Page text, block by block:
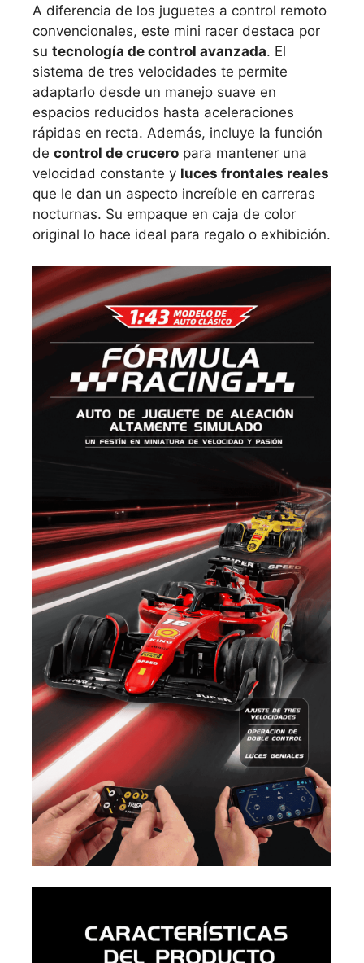
A diferencia de los juguetes a control remoto
convencionales, este mini racer destaca por
su tecnología de control avanzada. El
sistema de tres velocidades te permite
adaptarlo desde un manejo suave en
espacios reducidos hasta aceleraciones
rápidas en recta. Además, incluye la función
de control de crucero para mantener una
velocidad constante y luces frontales reales
que le dan un aspecto increíble en carreras
nocturnas. Su empaque en caja de color
original lo hace ideal para regalo o exhibición.